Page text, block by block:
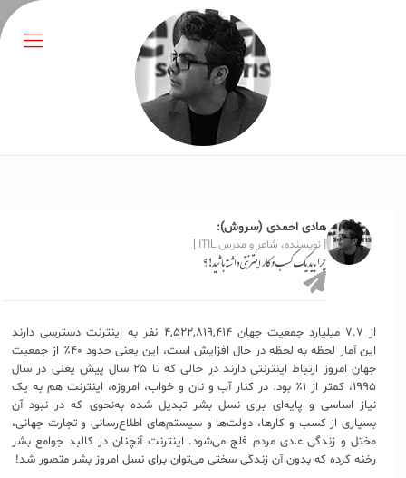
هادی احمدی (سروش):
[ نویسنده، شاعر و مدرس ITIL ]
چرا باید یک کسب و کار اینترنتی داشته باشید!؟
از ۷.۷ میلیارد جمعیت جهان ۴,۵۲۲,۸۱۹,۴۱۴ نفر به اینترنت دسترسی دارند
این آمار لحظه به لحظه در حال افزایش است، این یعنی حدود ۴۰٪ از جمعیت
جهان امروز ارتباط اینترنتی دارند در حالی که تا ۲۵ سال پیش یعنی در سال
۱۹۹۵، کمتر از ۱٪ بود. در کنار آب و نان و خواب، امروزه، اینترنت هم به یک
نیاز اساسی و پایه‌ای برای نسل بشر تبدیل شده به‌نحوی که در نبود آن
بسیاری از کسب و کارها، دولت‌ها و سیستم‌های اطلاع‌رسانی و تجارت جهانی،
مختل و زندگی عادی مردم فلج می‌شود. اینترنت آنچنان در کالبد جوامع بشر
رخنه کرده که بدون آن زندگی سختی می‌توان برای نسل امروز بشر متصور شد!